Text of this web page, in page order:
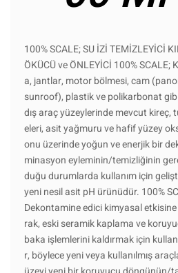
100% SCALE; SU İZİ TEMİZLEYİCİ
ÖKÜCÜ ve ÖNLEYİCİ 100% SCALE;
a, jantlar, motor bölmesi, cam
sunroof), plastik ve polikarbonat
dış araç yüzeylerinde mevcut kireç,
eleri, asit yağmuru ve hafif yüzey
onu üzerinde yoğun ve enerjik bir
minasyon eyleminin/temizliğinin
duğu durumlarda kullanım için
yeni nesil asit pH ürünüdür. 100%
Dekontamine edici kimyasal
rak, eski seramik kaplama ve
baka işlemlerini kaldırmak için
r, böylece yeni veya kullanılmış